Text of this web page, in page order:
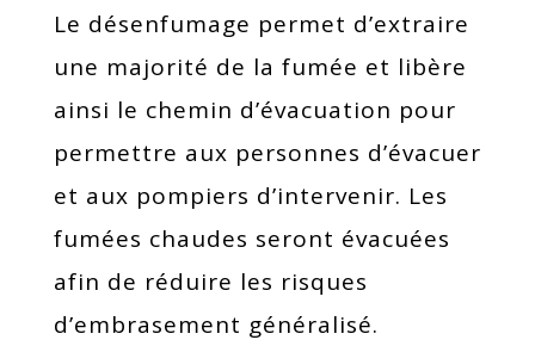
Le désenfumage permet d’extraire
une majorité de la fumée et libère
ainsi le chemin d’évacuation pour
permettre aux personnes d’évacuer
et aux pompiers d’intervenir. Les
fumées chaudes seront évacuées
afin de réduire les risques
d’embrasement généralisé.